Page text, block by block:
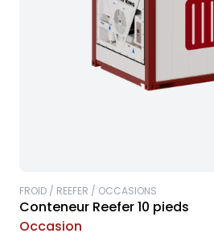
FROID / REEFER / OCCASIONS
Conteneur Reefer 10 pieds
Occasion